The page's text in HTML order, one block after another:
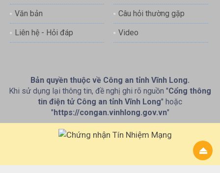
Văn bản Câu hỏi thường gặp
Liên hệ - Hỏi đáp Video
Bản quyền thuộc về Công an tỉnh Vĩnh Long.
Khi sử dụng lại thông tin, đề nghị ghi rõ nguồn "Cổng thông
tin điện tử Công an tỉnh Vĩnh Long" hoặc
"https://congan.vinhlong.gov.vn"